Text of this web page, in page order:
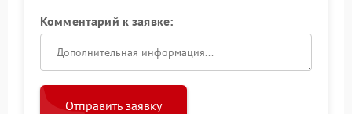
Комментарий к заявке:
Отправить заявку